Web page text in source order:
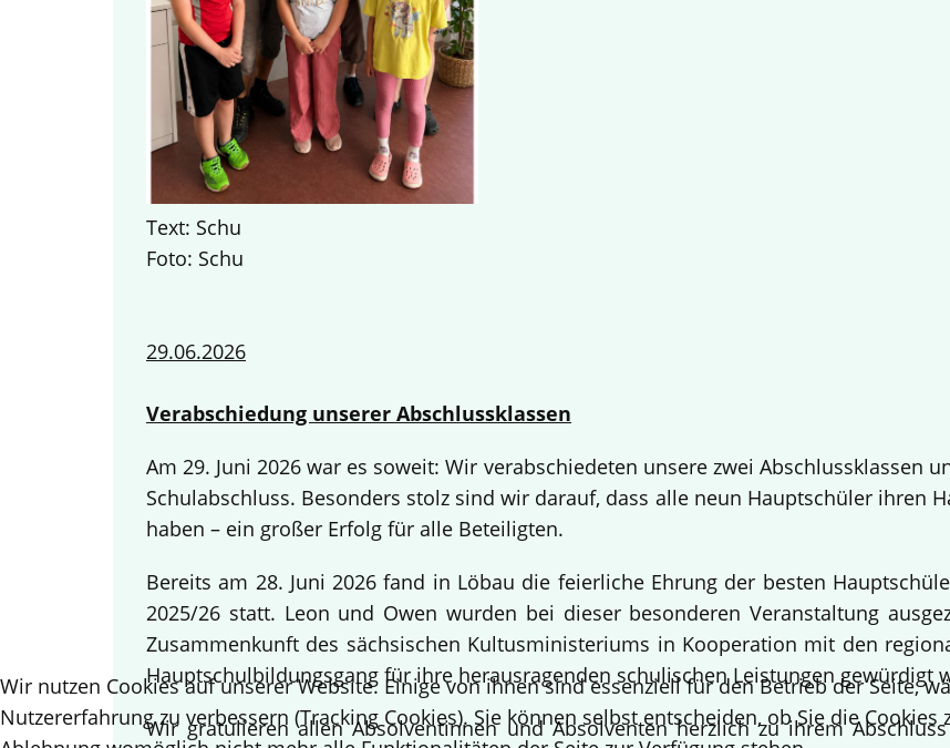
Text: Schu
Foto: Schu
29.06.2026
Verabschiedung unserer Abschlussklassen
Am 29. Juni 2026 war es soweit: Wir verabschiedeten unsere zwei Abschlussklassen
Schulabschluss. Besonders stolz sind wir darauf, dass alle neun Hauptschüler ihren
haben – ein großer Erfolg für alle Beteiligten.
Bereits am 28. Juni 2026 fand in Löbau die feierliche Ehrung der besten
2025/26 statt. Leon und Owen wurden bei dieser besonderen Veranstaltung
Zusammenkunft des sächsischen Kultusministeriums in Kooperation mit den
Hauptschulbildungsgang für ihre herausragenden schulischen Leistungen gewürdigt
Wir gratulieren allen Absolventinnen und Absolventen herzlich zu ihrem
Wir nutzen Cookies auf unserer Website. Einige von ihnen sind essenziell für den Betrieb der Seite,
Nutzererfahrung zu verbessern (Tracking Cookies). Sie können selbst entscheiden, ob Sie die